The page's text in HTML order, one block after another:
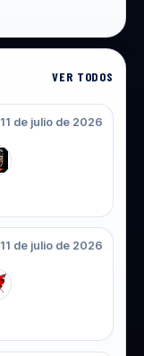
VER TODOS
11 de julio de 2026
11 de julio de 2026